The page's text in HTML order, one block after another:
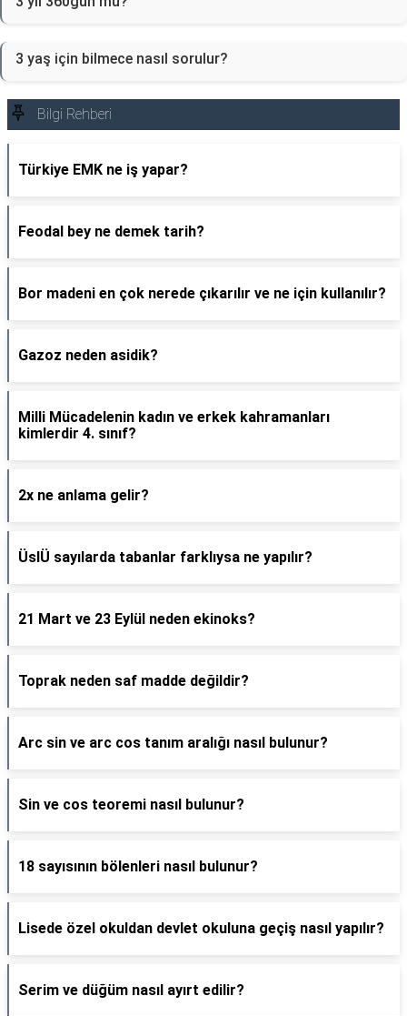
3 yaş için bilmece nasıl sorulur?
Bilgi Rehberi
Türkiye EMK ne iş yapar?
Feodal bey ne demek tarih?
Bor madeni en çok nerede çıkarılır ve ne için kullanılır?
Gazoz neden asidik?
Milli Mücadelenin kadın ve erkek kahramanları
kimlerdir 4. sınıf?
2x ne anlama gelir?
ÜslÜ sayılarda tabanlar farklıysa ne yapılır?
21 Mart ve 23 Eylül neden ekinoks?
Toprak neden saf madde değildir?
Arc sin ve arc cos tanım aralığı nasıl bulunur?
Sin ve cos teoremi nasıl bulunur?
18 sayısının bölenleri nasıl bulunur?
Lisede özel okuldan devlet okuluna geçiş nasıl yapılır?
Serim ve düğüm nasıl ayırt edilir?